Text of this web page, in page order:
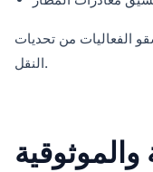
الفعاليات من تحديات
النقل.
والموثوقية